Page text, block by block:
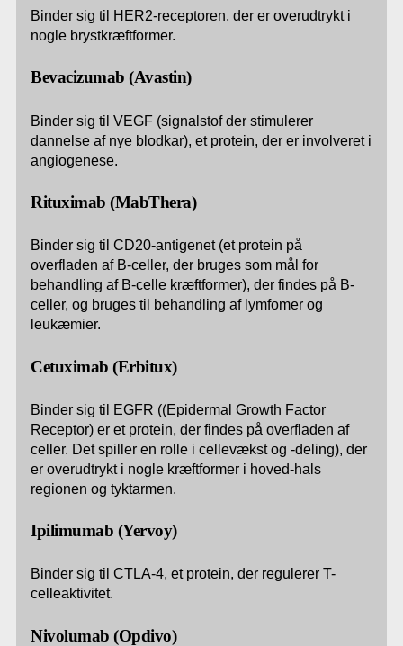
Binder sig til HER2-receptoren, der er overudtrykt i
nogle brystkræftformer.
Bevacizumab (Avastin)
Binder sig til VEGF (signalstof der stimulerer
dannelse af nye blodkar), et protein, der er involveret i
angiogenese.
Rituximab (MabThera)
Binder sig til CD20-antigenet (et protein på
overfladen af B-celler, der bruges som mål for
behandling af B-celle kræftformer), der findes på B-
celler, og bruges til behandling af lymfomer og
leukæmier.
Cetuximab (Erbitux)
Binder sig til EGFR ((Epidermal Growth Factor
Receptor) er et protein, der findes på overfladen af
celler. Det spiller en rolle i cellevækst og -deling), der
er overudtrykt i nogle kræftformer i hoved-hals
regionen og tyktarmen.
Ipilimumab (Yervoy)
Binder sig til CTLA-4, et protein, der regulerer T-
celleaktivitet.
Nivolumab (Opdivo)